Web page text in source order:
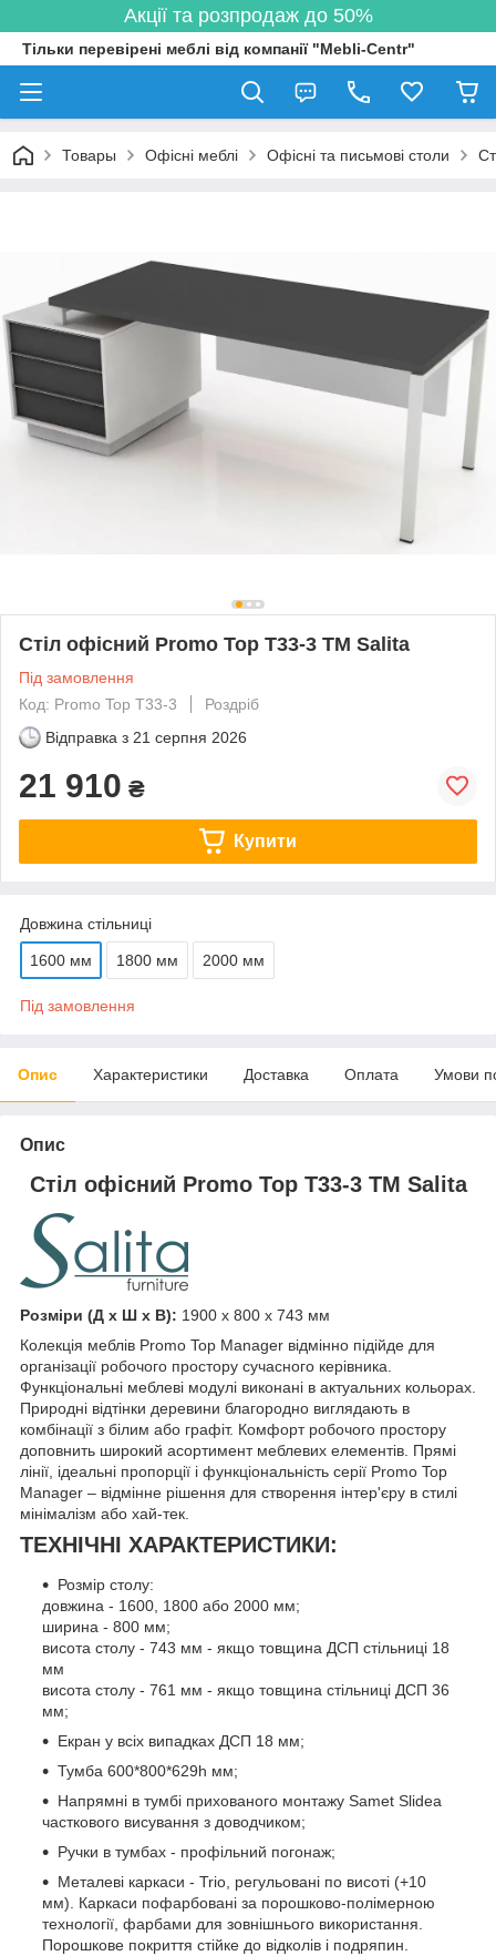
Акції та розпродаж до 50%
Тільки перевірені меблі від компанії "Mebli-Centr"
Товары Офісні меблі Офісні та письмові столи
Стіл офісний Promo Top T33-3 ТМ Salita
Під замовлення
Код: Promo Top T33-3
Роздріб
Відправка з 21 серпня 2026
21 910 ₴
Купити
Довжина стільниці
1600 мм 1800 мм 2000 мм
Під замовлення
Опис Характеристики Доставка Оплата Умови
Опис
Стіл офісний Promo Top T33-3 ТМ Salita
Розміри (Д x Ш x В): 1900 x 800 x 743 мм
Колекція меблів Promo Top Manager відмінно підійде для
організації робочого простору сучасного керівника.
Функціональні меблеві модулі виконані в актуальних кольорах.
Природні відтінки деревини благородно виглядають в
комбінації з білим або графіт. Комфорт робочого простору
доповнить широкий асортимент меблевих елементів. Прямі
лінії, ідеальні пропорції і функціональність серії Promo Top
Manager – відмінне рішення для створення інтер'єру в стилі
мінімалізм або хай-тек.
ТЕХНІЧНІ ХАРАКТЕРИСТИКИ:
Розмір столу:
довжина - 1600, 1800 або 2000 мм;
ширина - 800 мм;
висота столу - 743 мм - якщо товщина ДСП стільниці 18
мм
висота столу - 761 мм - якщо товщина стільниці ДСП 36
мм;
Екран у всіх випадках ДСП 18 мм;
Тумба 600*800*629h мм;
Напрямні в тумбі прихованого монтажу Samet Slidea
часткового висування з доводчиком;
Ручки в тумбах - профільний погонаж;
Металеві каркаси - Trio, регульовані по висоті (+10
мм). Каркаси пофарбовані за порошково-полімерною
технології, фарбами для зовнішнього використання.
Порошкове покриття стійке до відколів і подряпин.